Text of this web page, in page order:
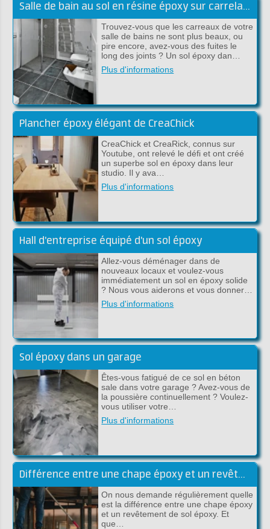
Salle de bain au sol en résine époxy sur carrelage
Trouvez-vous que les carreaux de votre
salle de bains ne sont plus beaux, ou
pire encore, avez-vous des fuites le
long des joints ? Un sol époxy dan…
Plus d'informations
Plancher époxy élégant de CreaChick
CreaChick et CreaRick, connus sur
Youtube, ont relevé le défi et ont créé
un superbe sol en époxy dans leur
studio. Il y ava…
Plus d'informations
Hall d'entreprise équipé d'un sol époxy
Allez-vous déménager dans de
nouveaux locaux et voulez-vous
immédiatement un sol en époxy solide
? Nous vous aiderons et vous donner…
Plus d'informations
Sol époxy dans un garage
Êtes-vous fatigué de ce sol en béton
sale dans votre garage ? Avez-vous de
la poussière continuellement ? Voulez-
vous utiliser votre…
Plus d'informations
Différence entre une chape époxy et un revêtement époxy
On nous demande régulièrement quelle
est la différence entre une chape époxy
et un revêtement de sol époxy. Et
que…